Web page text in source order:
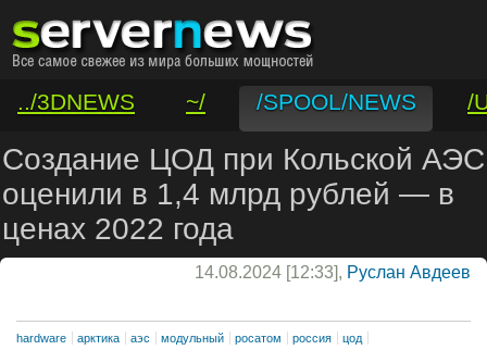
../3DNEWS ~/ /SPOOL/NEWS
/
/VAR/CONTACT
Создание ЦОД при Кольской АЭС
оценили в 1,4 млрд рублей — в
ценах 2022 года
14.08.2024 [12:33], Руслан Авдеев
hardware арктика аэс модульный росатом россия цод